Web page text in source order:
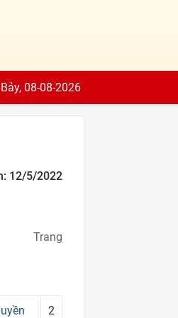
08-08-2026
12/5/2022
Trang
2